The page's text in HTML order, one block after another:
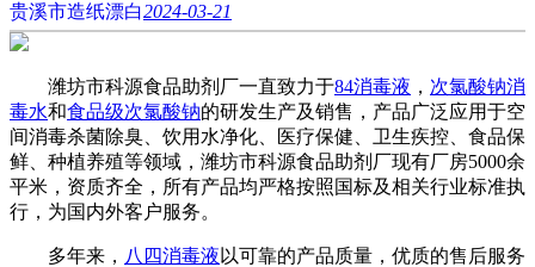
贵溪市造纸漂白2024-03-21
潍坊市科源食品助剂厂一直致力于84消毒液 ， 次氯酸钠消
毒水和食品级次氯酸钠的研发生产及销售，产品广泛应用于空
间消毒杀菌除臭、饮用水净化、医疗保健、卫生疾控、食品保
鲜、种植养殖等领域，潍坊市科源食品助剂厂现有厂房5000余
平米，资质齐全，所有产品均严格按照国标及相关行业标准执
行，为国内外客户服务。
多年来， 八四消毒液 以可靠的产品质量，优质的售后服务